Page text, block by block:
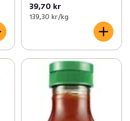
39,70 kr
139,30 kr /kg